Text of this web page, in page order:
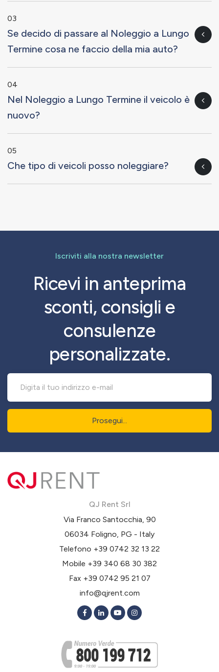
03
Se decido di passare al Noleggio a Lungo
Termine cosa ne faccio della mia auto?
04
Nel Noleggio a Lungo Termine il veicolo è
nuovo?
05
Che tipo di veicoli posso noleggiare?
Iscriviti alla nostra newsletter
Ricevi in anteprima
sconti, consigli e
consulenze
personalizzate.
Prosegui...
QJ Rent Srl
Via Franco Santocchia, 90
06034 Foligno, PG - Italy
Telefono +39 0742 32 13 22
Mobile +39 340 68 30 382
Fax +39 0742 95 21 07
info@qjrent.com